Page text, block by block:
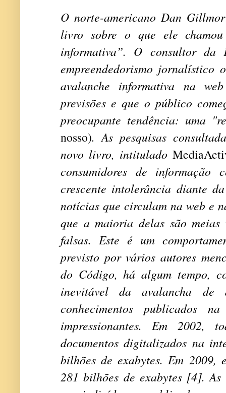
O norte-americano Dan
livro sobre o que ele
informativa”. O consultor da
empreendedorismo jornalístico
avalanche informativa na
previsões e que o público
preocupante tendência: uma
nosso). As pesquisas
novo livro, intitulado
consumidores de informação
crescente intolerância diante
notícias que circulam na web e
que a maioria delas são meias
falsas. Este é um
previsto por vários autores
do Código, há algum tempo,
inevitável da avalancha de
conhecimentos publicados
impressionantes. Em
documentos digitalizados na
bilhões de exabytes. Em 2009,
281 bilhões de exabytes [4]. As